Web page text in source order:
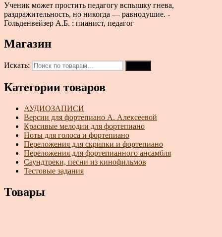
Ученик может простить педагогу вспышку гнева,
раздражительность, но никогда — равнодушие. -
Гольденвейзер А.Б. : пианист, педагог
Магазин
Искать:
Категории товаров
АУДИОЗАПИСИ
Версии для фортепиано А. Алексеевой
Красивые мелодии для фортепиано
Ноты для голоса и фортепиано
Переложения для скрипки и фортепиано
Переложения для фортепианного ансамбля
Саундтреки, песни из кинофильмов
Тестовые задания
Товары